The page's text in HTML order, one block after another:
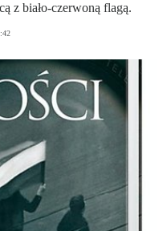
z biało-czerwoną flagą.